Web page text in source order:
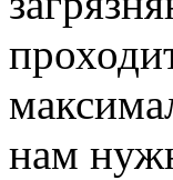
нам